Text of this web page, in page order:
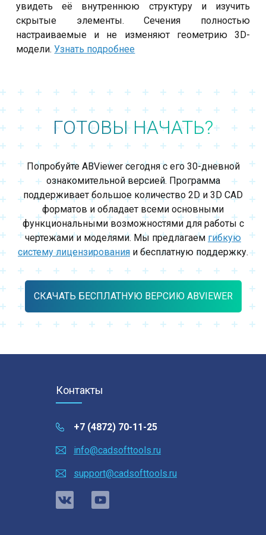
увидеть её внутреннюю структуру и изучить
скрытые элементы. Сечения полностью
настраиваемые и не изменяют геометрию 3D-
модели.Узнать подробнее
ГОТОВЫ НАЧАТЬ?
Попробуйте ABViewer сегодня с его 30-дневной
ознакомительной версией. Программа
поддерживает большое количество 2D и 3D CAD
форматов и обладает всеми основными
функциональными возможностями для работы с
чертежами и моделями. Мы предлагаем гибкую
систему лицензированияи бесплатную поддержку.
СКАЧАТЬ БЕСПЛАТНУЮ ВЕРСИЮ ABVIEWER
Контакты
+7 (4872) 70-11-25
info@cadsofttools.ru
support@cadsofttools.ru